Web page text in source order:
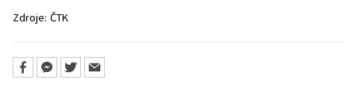
Zdroje: ČTK